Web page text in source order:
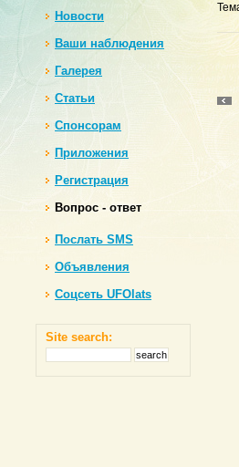
Новости
Ваши наблюдения
Галерея
Статьи
Спонсорам
Приложения
Регистрация
Вопрос - ответ
Послать SMS
Объявления
Соцсеть UFOlats
Site search: